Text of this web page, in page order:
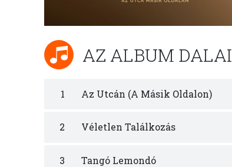
AZ ALBUM DALAI
1 Az Utcán (A Másik Oldalon)
2 Véletlen Találkozás
3 Tangó Lemondó